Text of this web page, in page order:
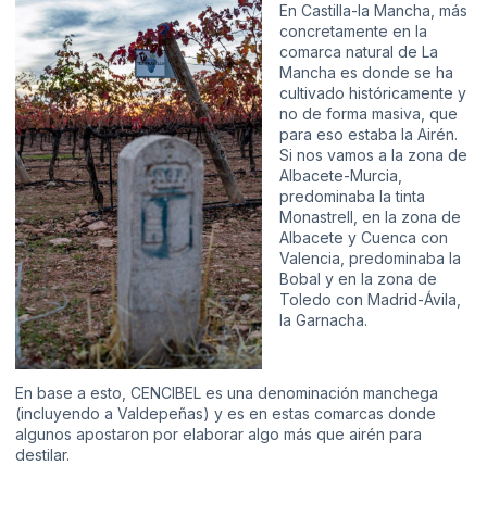
En Castilla-la Mancha, más
concretamente en la
comarca natural de La
Mancha es donde se ha
cultivado históricamente y
no de forma masiva, que
para eso estaba la Airén.
Si nos vamos a la zona de
Albacete-Murcia,
predominaba la tinta
Monastrell, en la zona de
Albacete y Cuenca con
Valencia, predominaba la
Bobal y en la zona de
Toledo con Madrid-Ávila,
la Garnacha.
En base a esto, CENCIBEL es una denominación manchega
(incluyendo a Valdepeñas) y es en estas comarcas donde
algunos apostaron por elaborar algo más que airén para
destilar.